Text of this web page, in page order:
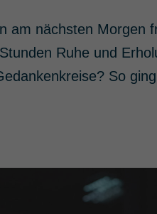
am nächsten Morgen
Ruhe und
So